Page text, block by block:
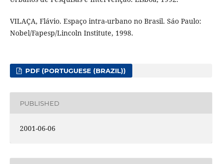
VILAÇA, Flávio. Espaço intra-urbano no Brasil. Sáo Paulo:
Nobel/Fapesp/Lincoln Institute, 1998.
PDF (PORTUGUESE (BRAZIL))
PUBLISHED
2001-06-06